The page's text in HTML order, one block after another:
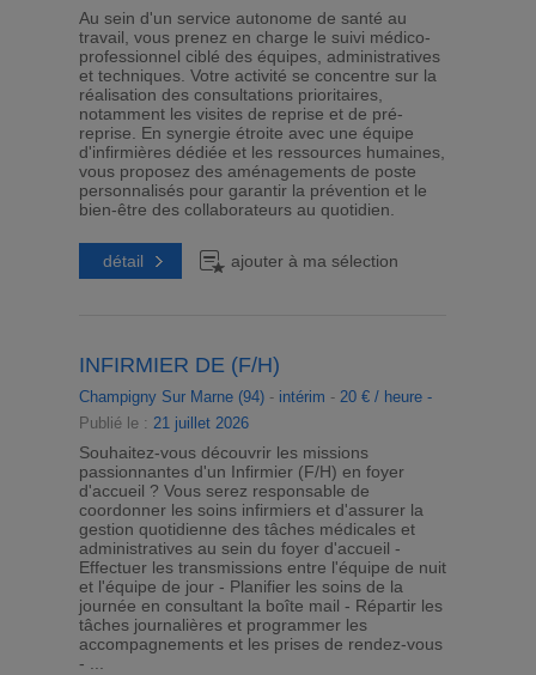
Au sein d'un service autonome de santé au
travail, vous prenez en charge le suivi médico-
professionnel ciblé des équipes, administratives
et techniques. Votre activité se concentre sur la
réalisation des consultations prioritaires,
notamment les visites de reprise et de pré-
reprise. En synergie étroite avec une équipe
d'infirmières dédiée et les ressources humaines,
vous proposez des aménagements de poste
personnalisés pour garantir la prévention et le
bien-être des collaborateurs au quotidien.
détail ajouter à ma sélection
INFIRMIER DE (F/H)
Champigny Sur Marne (94)- intérim - 20 € / heure -
Publié le : 21 juillet 2026
Souhaitez-vous découvrir les missions
passionnantes d'un Infirmier (F/H) en foyer
d'accueil ? Vous serez responsable de
coordonner les soins infirmiers et d'assurer la
gestion quotidienne des tâches médicales et
administratives au sein du foyer d'accueil -
Effectuer les transmissions entre l'équipe de nuit
et l'équipe de jour - Planifier les soins de la
journée en consultant la boîte mail - Répartir les
tâches journalières et programmer les
accompagnements et les prises de rendez-vous
- ...